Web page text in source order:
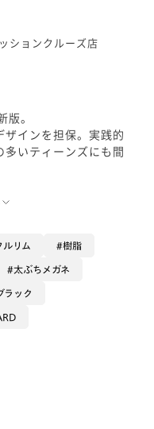
ションクルーズ店
版。
インを担保。実践的
いティーンズにも間
ルリム 樹脂
太ぶちメガネ
ラック